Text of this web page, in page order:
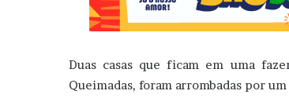
Duas casas que ficam em uma
Queimadas, foram arrombadas por